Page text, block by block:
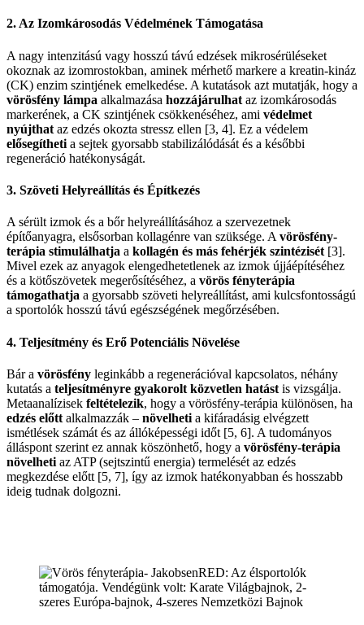
2. Az Izomkárosodás Védelmének Támogatása
A nagy intenzitású vagy hosszú távú edzések mikrosérüléseket
okoznak az izomrostokban, aminek mérhető markere a kreatin-kináz
(CK) enzim szintjének emelkedése. A kutatások azt mutatják, hogy a
vörösfény lámpa alkalmazása hozzájárulhat az izomkárosodás
markerének, a CK szintjének csökkenéséhez, ami védelmet
nyújthat az edzés okozta stressz ellen [3, 4]. Ez a védelem
elősegítheti a sejtek gyorsabb stabilizálódását és a későbbi
regeneráció hatékonyságát.
3. Szöveti Helyreállítás és Építkezés
A sérült izmok és a bőr helyreállításához a szervezetnek
építőanyagra, elsősorban kollagénre van szüksége. A vörösfény-
terápia stimulálhatja a kollagén és más fehérjék szintézisét [3].
Mivel ezek az anyagok elengedhetetlenek az izmok újjáépítéséhez
és a kötőszövetek megerősítéséhez, a vörös fényterápia
támogathatja a gyorsabb szöveti helyreállítást, ami kulcsfontosságú
a sportolók hosszú távú egészségének megőrzésében.
4. Teljesítmény és Erő Potenciális Növelése
Bár a vörösfény leginkább a regenerációval kapcsolatos, néhány
kutatás a teljesítményre gyakorolt közvetlen hatást is vizsgálja.
Metaanalízisek feltételezik, hogy a vörösfény-terápia különösen, ha
edzés előtt alkalmazzák – növelheti a kifáradásig elvégzett
ismétlések számát és az állóképességi időt [5, 6]. A tudományos
álláspont szerint ez annak köszönhető, hogy a vörösfény-terápia
növelheti az ATP (sejtszintű energia) termelését az edzés
megkezdése előtt [5, 7], így az izmok hatékonyabban és hosszabb
ideig tudnak dolgozni.